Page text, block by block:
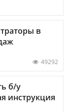
в
49292
б/у
инструкция